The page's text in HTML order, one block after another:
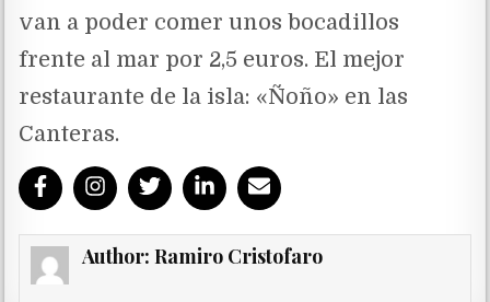
van a poder comer unos bocadillos
frente al mar por 2,5 euros. El mejor
restaurante de la isla: «Ñoño» en las
Canteras.
Author:Ramiro Cristofaro